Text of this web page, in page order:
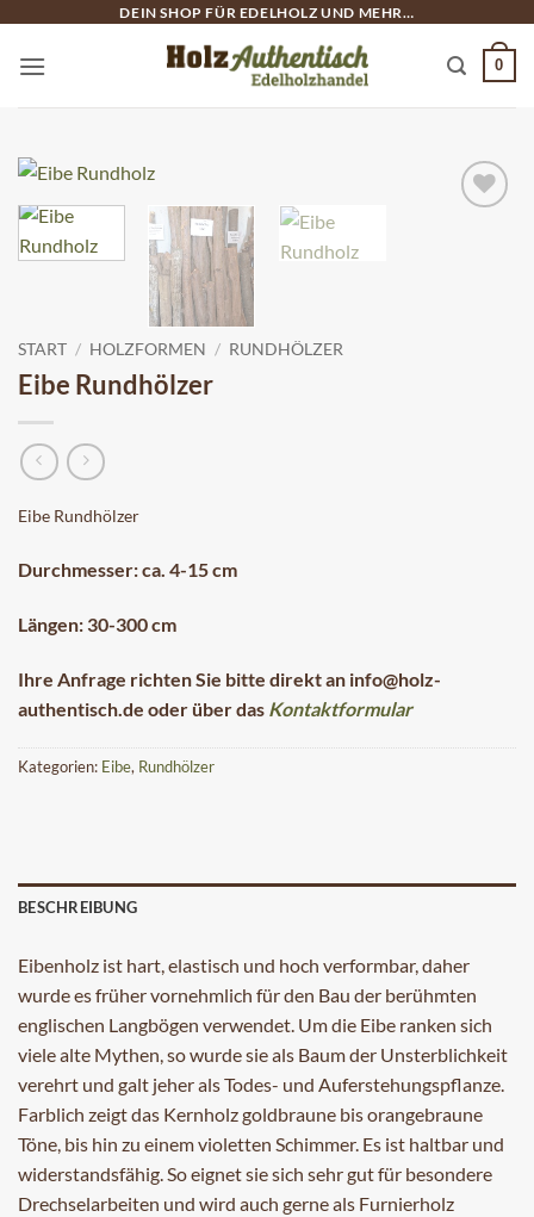
springen
DEIN SHOP FÜR EDELHOLZ UND MEHR…
0
START / HOLZFORMEN / RUNDHÖLZER
Eibe Rundhölzer
Eibe Rundhölzer
Durchmesser: ca. 4-15 cm
Längen: 30-300 cm
Ihre Anfrage richten Sie bitte direkt an info@holz-
authentisch.de oder über das Kontaktformular
Kategorien: Eibe, Rundhölzer
BESCHREIBUNG
Eibenholz ist hart, elastisch und hoch verformbar, daher
wurde es früher vornehmlich für den Bau der berühmten
englischen Langbögen verwendet. Um die Eibe ranken sich
viele alte Mythen, so wurde sie als Baum der Unsterblichkeit
verehrt und galt jeher als Todes- und Auferstehungspflanze.
Farblich zeigt das Kernholz goldbraune bis orangebraune
Töne, bis hin zu einem violetten Schimmer. Es ist haltbar und
widerstandsfähig. So eignet sie sich sehr gut für besondere
Drechselarbeiten und wird auch gerne als Furnierholz